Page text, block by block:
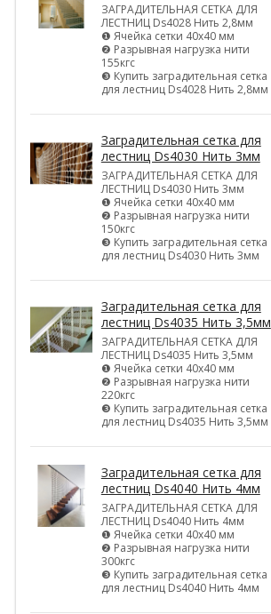
ЗАГРАДИТЕЛЬНАЯ СЕТКА ДЛЯ
ЛЕСТНИЦ Ds4028 Нить 2,8мм
❶ Ячейка сетки 40х40 мм
❷ Разрывная нагрузка нити
155кгс
❸ Купить заградительная сетка
для лестниц Ds4028 Нить 2,8мм
Заградительная сетка для
лестниц Ds4030 Нить 3мм
ЗАГРАДИТЕЛЬНАЯ СЕТКА ДЛЯ
ЛЕСТНИЦ Ds4030 Нить 3мм
❶ Ячейка сетки 40х40 мм
❷ Разрывная нагрузка нити
150кгс
❸ Купить заградительная сетка
для лестниц Ds4030 Нить 3мм
Заградительная сетка для
лестниц Ds4035 Нить 3,5мм
ЗАГРАДИТЕЛЬНАЯ СЕТКА ДЛЯ
ЛЕСТНИЦ Ds4035 Нить 3,5мм
❶ Ячейка сетки 40х40 мм
❷ Разрывная нагрузка нити
220кгс
❸ Купить заградительная сетка
для лестниц Ds4035 Нить 3,5мм
Заградительная сетка для
лестниц Ds4040 Нить 4мм
ЗАГРАДИТЕЛЬНАЯ СЕТКА ДЛЯ
ЛЕСТНИЦ Ds4040 Нить 4мм
❶ Ячейка сетки 40х40 мм
❷ Разрывная нагрузка нити
300кгс
❸ Купить заградительная сетка
для лестниц Ds4040 Нить 4мм